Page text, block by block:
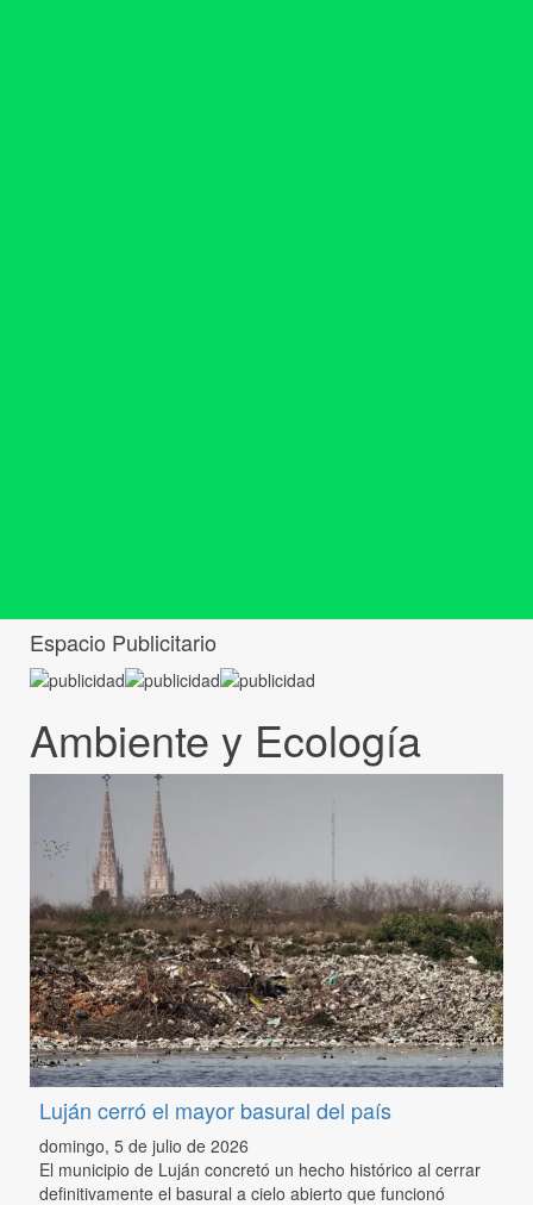
Espacio Publicitario
Ambiente y Ecología
Luján cerró el mayor basural del país
domingo, 5 de julio de 2026
El municipio de Luján concretó un hecho histórico al cerrar
definitivamente el basural a cielo abierto que funcionó